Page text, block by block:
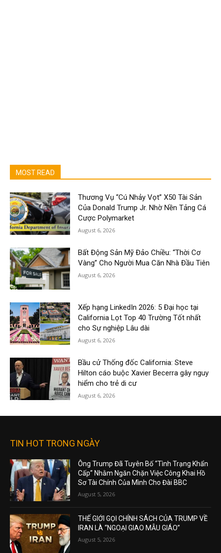
MOST READ
Thương Vụ “Cú Nhảy Vọt” X50 Tài Sản
Của Donald Trump Jr. Nhờ Nền Tảng Cá
Cược Polymarket
August 6, 2026
Bất Động Sản Mỹ Đảo Chiều: “Thời Cơ
Vàng” Cho Người Mua Căn Nhà Đầu Tiên
August 6, 2026
Xếp hạng LinkedIn 2026: 5 Đại học tại
California Lọt Top 40 Trường Tốt nhất
cho Sự nghiệp Lâu dài
August 6, 2026
Bầu cử Thống đốc California: Steve
Hilton cáo buộc Xavier Becerra gây nguy
hiểm cho trẻ di cư
August 6, 2026
TIN HOT TRONG NGÀY
Ông Trump Đã Tuyên Bố “Tình Trạng Khẩn
Cấp” Nhằm Ngăn Chặn Việc Công Khai Hồ
Sơ Tài Chính Của Mình Cho Đài BBC
August 5, 2026
THẾ GIỚI GỌI CHÍNH SÁCH CỦA TRUMP VỀ
IRAN LÀ “NGOẠI GIAO MẪU GIÁO”
August 5, 2026